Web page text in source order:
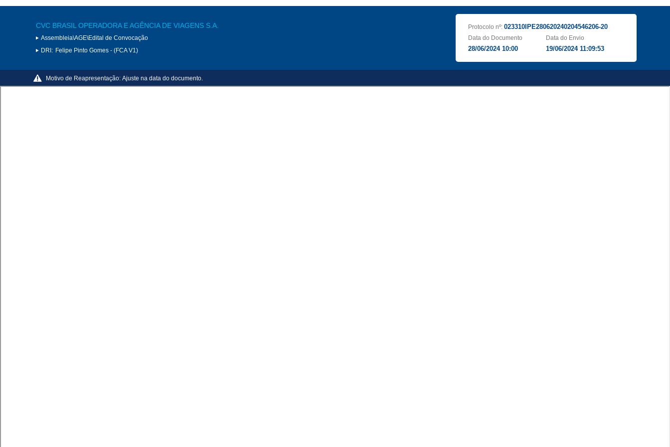
CVC BRASIL OPERADORA E AGÊNCIA DE VIAGENS S.A.
Assembleia\AGE\Edital de Convocação
DRI: Felipe Pinto Gomes - (FCA V1)
Protocolo nº: 023310IPE280620240204546206-20
Data do Documento
28/06/2024 10:00
Data do Envio
19/06/2024 11:09:53
Motivo de Reapresentação: Ajuste na data do documento.